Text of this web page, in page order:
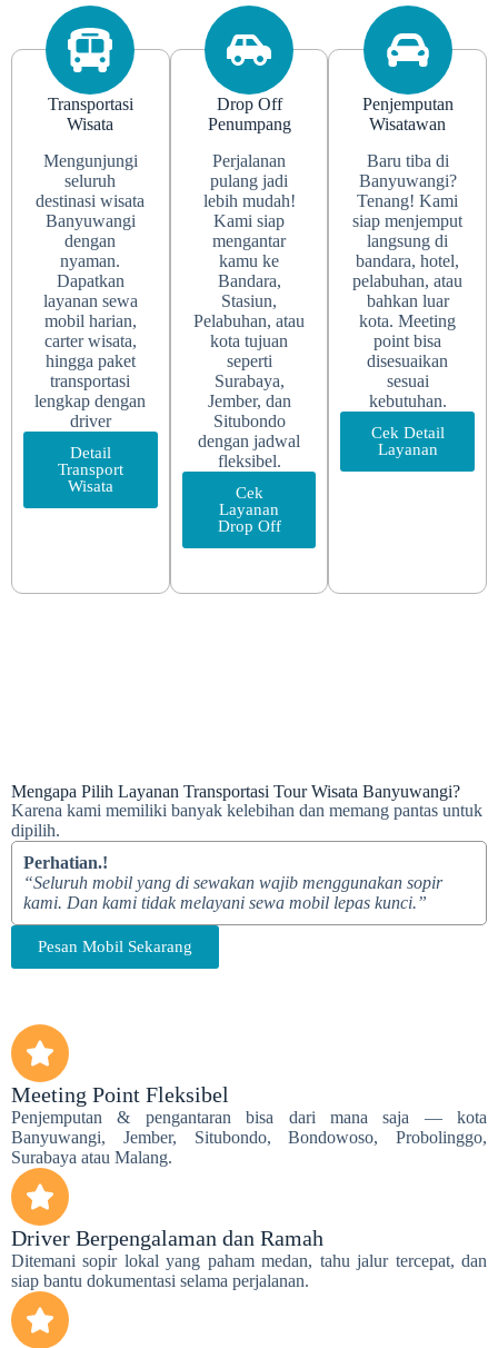
Transportasi
Wisata
Mengunjungi
seluruh
destinasi wisata
Banyuwangi
dengan
nyaman.
Dapatkan
layanan sewa
mobil harian,
carter wisata,
hingga paket
transportasi
lengkap dengan
driver
Detail
Transport
Wisata
Drop Off
Penumpang
Perjalanan
pulang jadi
lebih mudah!
Kami siap
mengantar
kamu ke
Bandara,
Stasiun,
Pelabuhan, atau
kota tujuan
seperti
Surabaya,
Jember, dan
Situbondo
dengan jadwal
fleksibel.
Cek
Layanan
Drop Off
Penjemputan
Wisatawan
Baru tiba di
Banyuwangi?
Tenang! Kami
siap menjemput
langsung di
bandara, hotel,
pelabuhan, atau
bahkan luar
kota. Meeting
point bisa
disesuaikan
sesuai
kebutuhan.
Cek Detail
Layanan
Mengapa Pilih Layanan Transportasi Tour Wisata Banyuwangi?
Karena kami memiliki banyak kelebihan dan memang pantas untuk
dipilih.
Perhatian.!
“Seluruh mobil yang di sewakan wajib menggunakan sopir
kami. Dan kami tidak melayani sewa mobil lepas kunci.”
Pesan Mobil Sekarang
Meeting Point Fleksibel
Penjemputan & pengantaran bisa dari mana saja — kota
Banyuwangi, Jember, Situbondo, Bondowoso, Probolinggo,
Surabaya atau Malang.
Driver Berpengalaman dan Ramah
Ditemani sopir lokal yang paham medan, tahu jalur tercepat, dan
siap bantu dokumentasi selama perjalanan.